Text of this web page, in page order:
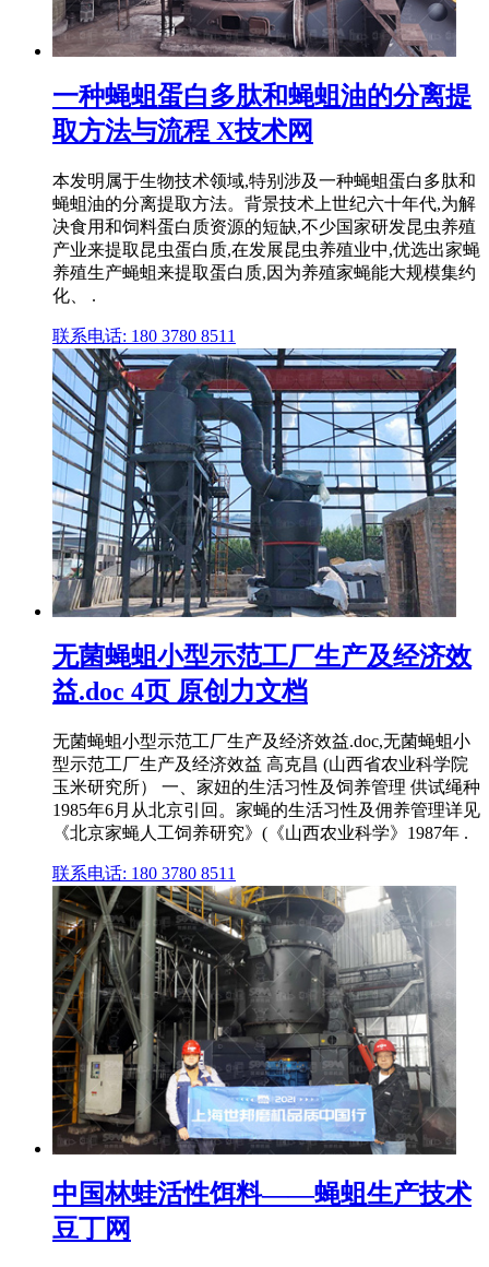
一种蝇蛆蛋白多肽和蝇蛆油的分离提
取方法与流程 X技术网
本发明属于生物技术领域,特别涉及一种蝇蛆蛋白多肽和
蝇蛆油的分离提取方法。背景技术上世纪六十年代,为解
决食用和饲料蛋白质资源的短缺,不少国家研发昆虫养殖
产业来提取昆虫蛋白质,在发展昆虫养殖业中,优选出家蝇
养殖生产蝇蛆来提取蛋白质,因为养殖家蝇能大规模集约
化、 .
联系电话: 180 3780 8511
无菌蝇蛆小型示范工厂生产及经济效
益.doc 4页 原创力文档
无菌蝇蛆小型示范工厂生产及经济效益.doc,无菌蝇蛆小
型示范工厂生产及经济效益 高克昌 (山西省农业科学院
玉米研究所） 一、家妞的生活习性及饲养管理 供试绳种
1985年6月从北京引回。家蝇的生活习性及佣养管理详见
《北京家蝇人工饲养研究》(《山西农业科学》1987年 .
联系电话: 180 3780 8511
中国林蛙活性饵料——蝇蛆生产技术
豆丁网